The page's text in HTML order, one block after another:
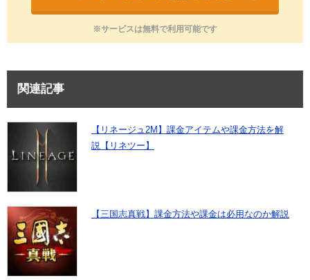
※サービスは無料で利用可能です
関連記事
【リネージュ2M】課金アイテムや課金方法を解
説【リネツー】
【三国志真戦】課金方法や課金は必用なのか解説